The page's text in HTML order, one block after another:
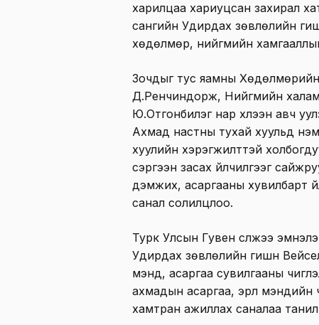
харилцаа хариуцсан захирал
сангийн Удирдах зөвлөлийн
хөдөлмөр, нийгмийн
Зочдыг тус яамны
Д.Ренчиндорж, Нийгмийн
Ю.Отгонбилэг нар хүлээн авч
Ахмад настны тухай хуульд
хуулийн хэрэгжилттэй
сэргээн засах үйлчилгээг
дэмжих, асаргааны хувилбарт
санал солилцлоо.
Турк Улсын Гувен сүлжээ
Удирдах зөвлөлийн гишүүн
мэнд, асаргаа сувилгааны
ахмадын асаргаа, эрүүл мэндийн
хамтран ажиллах саналаа